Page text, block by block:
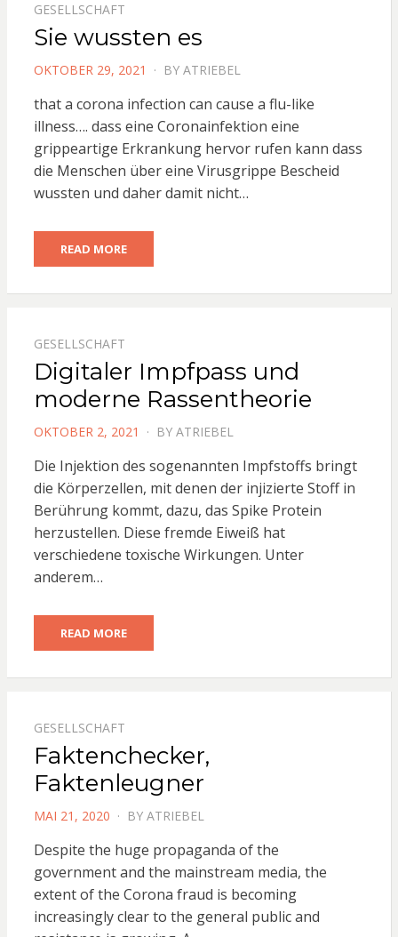
GESELLSCHAFT
Sie wussten es
POSTED
OKTOBER 29, 2021 BY ATRIEBEL
that a corona infection can cause a flu-like
illness…. dass eine Coronainfektion eine
grippeartige Erkrankung hervor rufen kann dass
die Menschen über eine Virusgrippe Bescheid
wussten und daher damit nicht…
READ MORE
GESELLSCHAFT
Digitaler Impfpass und
moderne Rassentheorie
POSTED
OKTOBER 2, 2021 BY ATRIEBEL
Die Injektion des sogenannten Impfstoffs bringt
die Körperzellen, mit denen der injizierte Stoff in
Berührung kommt, dazu, das Spike Protein
herzustellen. Diese fremde Eiweiß hat
verschiedene toxische Wirkungen. Unter
anderem…
READ MORE
GESELLSCHAFT
Faktenchecker,
Faktenleugner
POSTED
MAI 21, 2020 BY ATRIEBEL
Despite the huge propaganda of the
government and the mainstream media, the
extent of the Corona fraud is becoming
increasingly clear to the general public and